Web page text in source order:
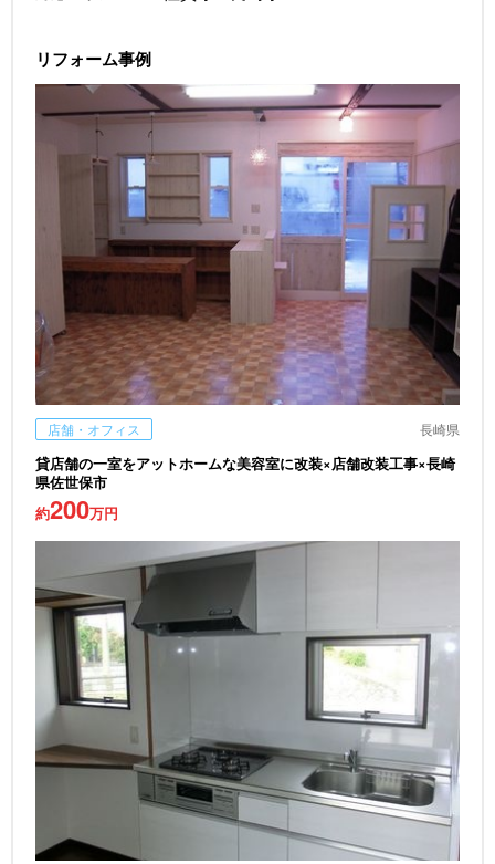
リフォーム事例
店舗・オフィス 長崎県
貸店舗の一室をアットホームな美容室に改装×店舗改装工事×長崎
県佐世保市
約200万円